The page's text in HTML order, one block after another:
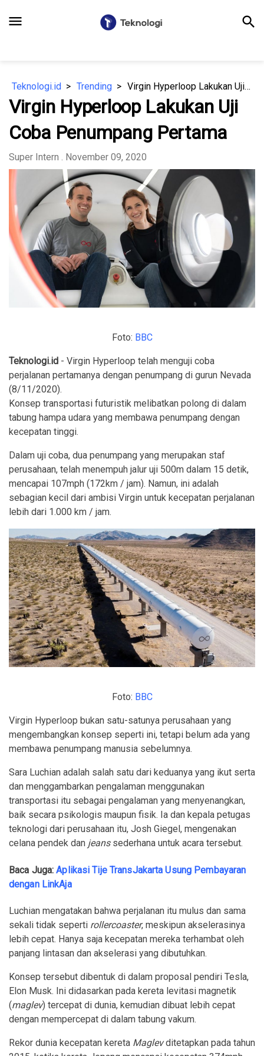
menu search
Teknologi.id Trending Virgin Hyperloop Lakukan Uji Coba Penumpang Pertama
Virgin Hyperloop Lakukan Uji
Coba Penumpang Pertama
Super Intern . November 09, 2020
Foto: BBC
Teknologi.id - Virgin Hyperloop telah menguji coba
perjalanan pertamanya dengan penumpang di gurun Nevada
(8/11/2020).
Konsep transportasi futuristik melibatkan polong di dalam
tabung hampa udara yang membawa penumpang dengan
kecepatan tinggi.
Dalam uji coba, dua penumpang yang merupakan staf
perusahaan, telah menempuh jalur uji 500m dalam 15 detik,
mencapai 107mph (172km / jam). Namun, ini adalah
sebagian kecil dari ambisi Virgin untuk kecepatan perjalanan
lebih dari 1.000 km / jam.
Foto: BBC
Virgin Hyperloop bukan satu-satunya perusahaan yang
mengembangkan konsep seperti ini, tetapi belum ada yang
membawa penumpang manusia sebelumnya.
Sara Luchian adalah salah satu dari keduanya yang ikut serta
dan menggambarkan pengalaman menggunakan
transportasi itu sebagai pengalaman yang menyenangkan,
baik secara psikologis maupun fisik. Ia dan kepala petugas
teknologi dari perusahaan itu, Josh Giegel, mengenakan
celana pendek dan jeanssederhana untuk acara tersebut.
Baca Juga:Aplikasi Tije TransJakarta Usung Pembayaran
dengan LinkAja
Luchian mengatakan bahwa perjalanan itu mulus dan sama
sekali tidak seperti rollercoaster, meskipun akselerasinya
lebih cepat. Hanya saja kecepatan mereka terhambat oleh
panjang lintasan dan akselerasi yang dibutuhkan.
Konsep tersebut dibentuk di dalam proposal pendiri Tesla,
Elon Musk. Ini didasarkan pada kereta levitasi magnetik
(maglev) tercepat di dunia, kemudian dibuat lebih cepat
dengan mempercepat di dalam tabung vakum.
Rekor dunia kecepatan kereta Maglevditetapkan pada tahun